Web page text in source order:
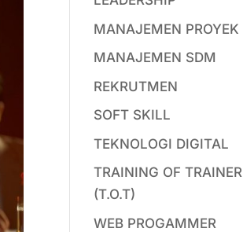
MANAJEMEN PROYEK
MANAJEMEN SDM
REKRUTMEN
SOFT SKILL
TEKNOLOGI DIGITAL
TRAINING OF TRAINER
(T.O.T)
WEB PROGAMMER